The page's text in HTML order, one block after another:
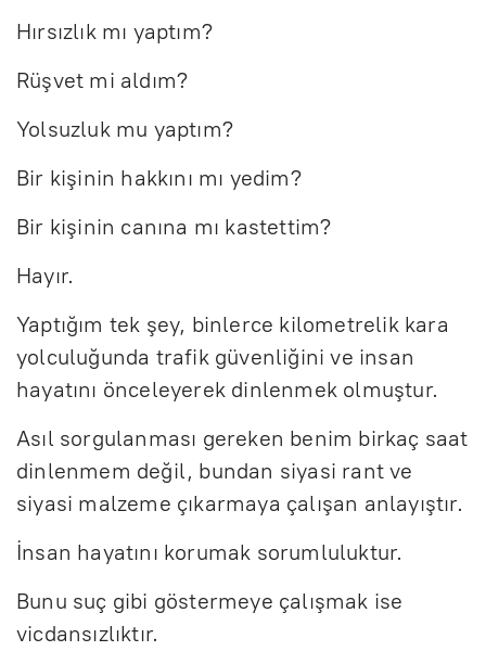
Hırsızlık mı yaptım?
Rüşvet mi aldım?
Yolsuzluk mu yaptım?
Bir kişinin hakkını mı yedim?
Bir kişinin canına mı kastettim?
Hayır.
Yaptığım tek şey, binlerce kilometrelik kara
yolculuğunda trafik güvenliğini ve insan
hayatını önceleyerek dinlenmek olmuştur.
Asıl sorgulanması gereken benim birkaç saat
dinlenmem değil, bundan siyasi rant ve
siyasi malzeme çıkarmaya çalışan anlayıştır.
İnsan hayatını korumak sorumluluktur.
Bunu suç gibi göstermeye çalışmak ise
vicdansızlıktır.